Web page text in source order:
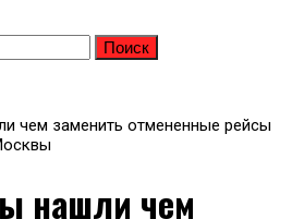
чем заменить отмененные рейсы
нашли чем